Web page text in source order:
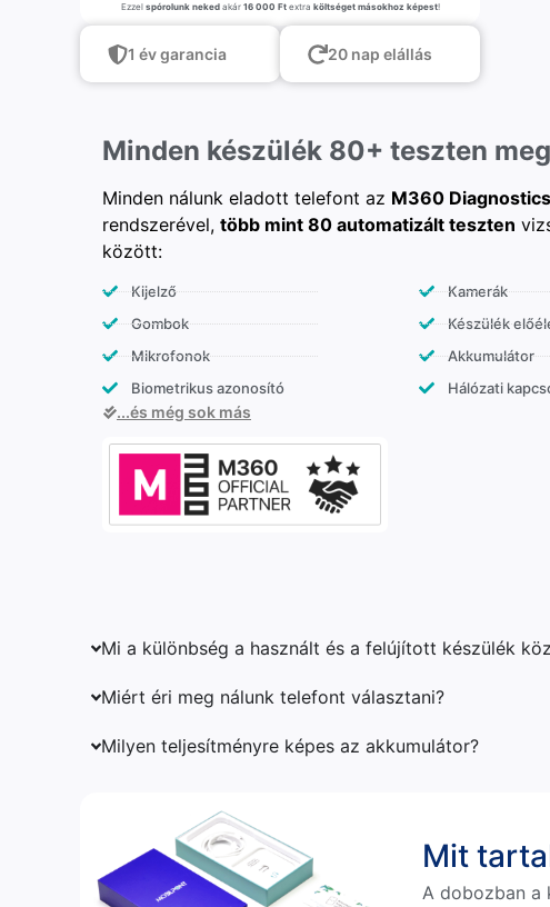
Ezzel spórolunk nekedakár 16 000 Ftextra költséget másokhoz képest!
1 év garancia 20 nap elállás
Minden készülék 80+ teszten
Minden nálunk eladott telefont az M360 Diagnostics
rendszerével, több mint 80 automatizált teszten
között:
Kijelző
Gombok
Mikrofonok
Biometrikus azonosító
Kamerák
Készülék
Akkumulátor
Hálózati
...és még sok más
Mi a különbség a használt és a felújított készülék
Miért éri meg nálunk telefont választani?
Milyen teljesítményre képes az akkumulátor?
Mit
A dobozban a